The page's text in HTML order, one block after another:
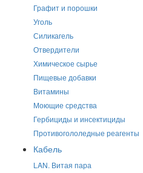
Графит и порошки
Уголь
Силикагель
Отвердители
Химическое сырье
Пищевые добавки
Витамины
Моющие средства
Гербициды и инсектициды
Противогололедные реагенты
Кабель
LAN. Витая пара